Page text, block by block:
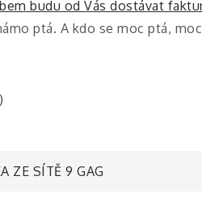
budu od Vás dostávat
ptá. A kdo se moc ptá,
ZE SÍTĚ 9 GAG